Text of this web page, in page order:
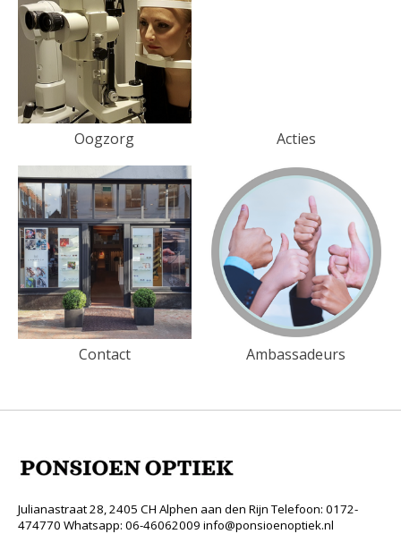
Oogzorg Acties
Contact Ambassadeurs
Julianastraat 28, 2405 CH Alphen aan den Rijn Telefoon: 0172-
474770 Whatsapp: 06-46062009 info@ponsioenoptiek.nl